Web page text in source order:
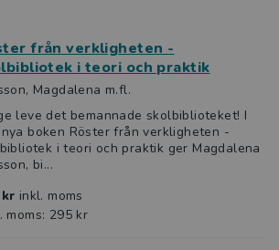
från verkligheten -
i teori och praktik
Magdalena m.fl.
leve det bemannade skolbiblioteket! I
boken Röster från verkligheten -
i teori och praktik ger Magdalena
bi...
inkl. moms
moms: 295 kr